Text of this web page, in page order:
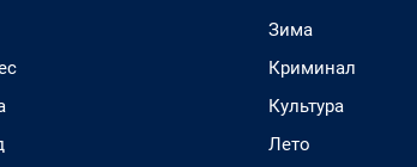
Зима
Криминал
Культура
Лето